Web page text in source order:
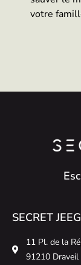
votre
SECRET
11 Pl. de la
91210 Draveil